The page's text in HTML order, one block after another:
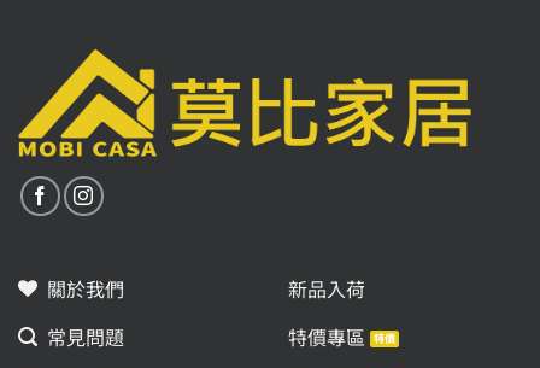
關於我們
常見問題
新品入荷
特價專區